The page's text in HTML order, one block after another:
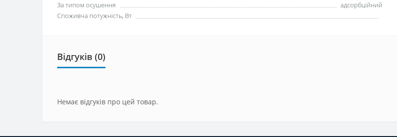
За типом осушення
адсорбційний
Споживча потужність, Вт
Відгуків (0)
Немає відгуків про цей товар.